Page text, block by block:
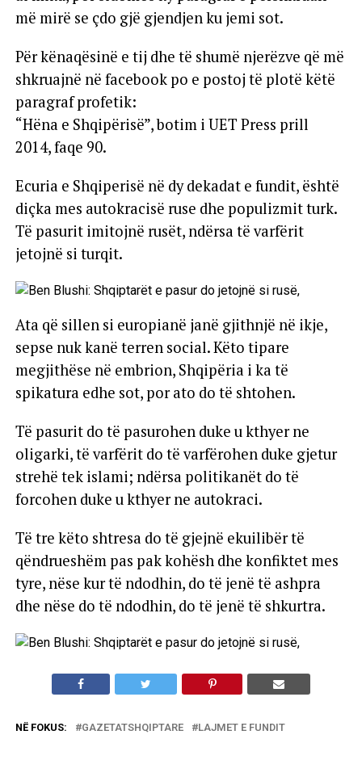
më mirë se çdo gjë gjendjen ku jemi sot.
Për kënaqësinë e tij dhe të shumë njerëzve që më
shkruajnë në facebook po e postoj të plotë këtë
paragraf profetik:
“Hëna e Shqipërisë”, botim i UET Press prill
2014, faqe 90.
Ecuria e Shqiperisë në dy dekadat e fundit, është
diçka mes autokracisë ruse dhe populizmit turk.
Të pasurit imitojnë rusët, ndërsa të varfërit
jetojnë si turqit.
Ata që sillen si europianë janë gjithnjë në ikje,
sepse nuk kanë terren social. Këto tipare
megjithëse në embrion, Shqipëria i ka të
spikatura edhe sot, por ato do të shtohen.
Të pasurit do të pasurohen duke u kthyer ne
oligarki, të varfërit do të varfërohen duke gjetur
strehë tek islami; ndërsa politikanët do të
forcohen duke u kthyer ne autokraci.
Të tre këto shtresa do të gjejnë ekuilibër të
qëndrueshëm pas pak kohësh dhe konfiktet mes
tyre, nëse kur të ndodhin, do të jenë të ashpra
dhe nëse do të ndodhin, do të jenë të shkurtra.
NË FOKUS: GAZETATSHQIPTARE LAJMET E FUNDIT